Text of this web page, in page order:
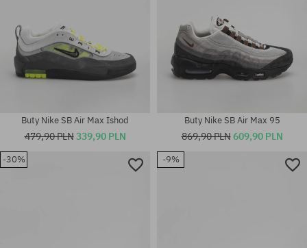
Dostępne rozmiary:
Buty Nike SB Air Max Ishod
479,90 PLN339,90 PLN
Buty Nike SB Air Max 95
869,90 PLN609,90 PLN
-30% -9%